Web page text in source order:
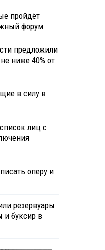
пройдёт
форум
предложили
ниже 40% от
в силу в
лиц с
оперу и
резервуары
и буксир в